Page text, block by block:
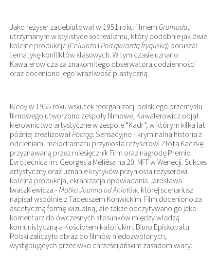
Jako reżyser zadebiutował w 1951 roku filmem Gromada,
utrzymanym w stylistyce socrealizmu, który podobnie jak dwie
kolejne produkcje (CelulozaiPod gwiazdą frygijską) poruszał
tematykę konfliktów klasowych. W tym czasie uznano
Kawalerowicza za znakomitego obserwatora codzienności
oraz doceniono jego wrażliwość plastyczną.
Kiedy w 1955 roku wskutek reorganizacji polskiego przemysłu
filmowego utworzono zespoły filmowe, Kawalerowicz objął
kierownictwo artystyczne w zespole “Kadr”, w którym kilka lat
później zrealizowałPociąg. Sensacyjno - kryminalna historia z
odcieniami melodramatu przyniosła reżyserowi Złotą Kaczkę
przyznawaną przez miesięcznik Film oraz nagrodę Premio
Evrotecnica im. Georges′a Mélièsa na 20. MFF w Wenecji. Sukces
artystyczny oraz uznanie krytyków przyniosła reżyserowi
kolejna produkcja, ekranizacja opowiadania Jarosława
Iwaszkiewicza -Matka Joanna od Aniołów, której scenariusz
napisał wspólnie z Tadeuszem Konwickim. Film doceniono za
ascetyczną formę wizualną, ale także odczytywano go jako
komentarz do ówczesnych stosunków między władzą
komunistyczną a Kościołem katolickim. Biuro Episkopatu
Polski zaliczyło obraz do filmów niedozwolonych,
występujących przeciwko chrześcijańskim zasadom wiary.